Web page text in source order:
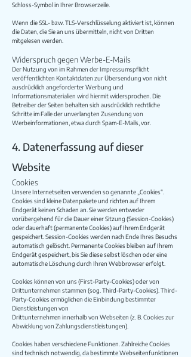
Schloss-Symbol in Ihrer Browserzeile.
Wenn die SSL- bzw. TLS-Verschlüsselung aktiviert ist, können
die Daten, die Sie an uns übermitteln, nicht von Dritten
mitgelesen werden.
Widerspruch gegen Werbe-E-Mails
Der Nutzung von im Rahmen der Impressumspflicht
veröffentlichten Kontaktdaten zur Übersendung von nicht
ausdrücklich angeforderter Werbung und
Informationsmaterialien wird hiermit widersprochen. Die
Betreiber der Seiten behalten sich ausdrücklich rechtliche
Schritte im Falle der unverlangten Zusendung von
Werbeinformationen, etwa durch Spam-E-Mails, vor.
4. Datenerfassung auf dieser
Website
Cookies
Unsere Internetseiten verwenden so genannte „Cookies“.
Cookies sind kleine Datenpakete und richten auf Ihrem
Endgerät keinen Schaden an. Sie werden entweder
vorübergehend für die Dauer einer Sitzung (Session-Cookies)
oder dauerhaft (permanente Cookies) auf Ihrem Endgerät
gespeichert. Session-Cookies werden nach Ende Ihres Besuchs
automatisch gelöscht. Permanente Cookies bleiben auf Ihrem
Endgerät gespeichert, bis Sie diese selbst löschen oder eine
automatische Löschung durch Ihren Webbrowser erfolgt.
Cookies können von uns (First-Party-Cookies) oder von
Drittunternehmen stammen (sog. Third-Party-Cookies). Third-
Party-Cookies ermöglichen die Einbindung bestimmter
Dienstleistungen von
Drittunternehmen innerhalb von Webseiten (z. B. Cookies zur
Abwicklung von Zahlungsdienstleistungen).
Cookies haben verschiedene Funktionen. Zahlreiche Cookies
sind technisch notwendig, da bestimmte Webseitenfunktionen